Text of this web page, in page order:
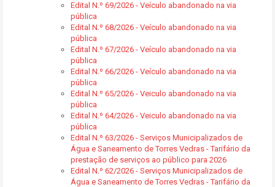
Edital N.º 69/2026 - Veículo abandonado na via
pública
Edital N.º 68/2026 - Veículo abandonado na via
pública
Edital N.º 67/2026 - Veículo abandonado na via
pública
Edital N.º 66/2026 - Veículo abandonado na via
pública
Edital N.º 65/2026 - Veiculo abandonado na via
pública
Edital N.º 64/2026 - Veiculo abandonado na via
pública
Edital N.º 63/2026 - Serviços Municipalizados de
Água e Saneamento de Torres Vedras - Tarifário da
prestação de serviços ao público para 2026
Edital N.º 62/2026 - Serviços Municipalizados de
Água e Saneamento de Torres Vedras - Tarifário da